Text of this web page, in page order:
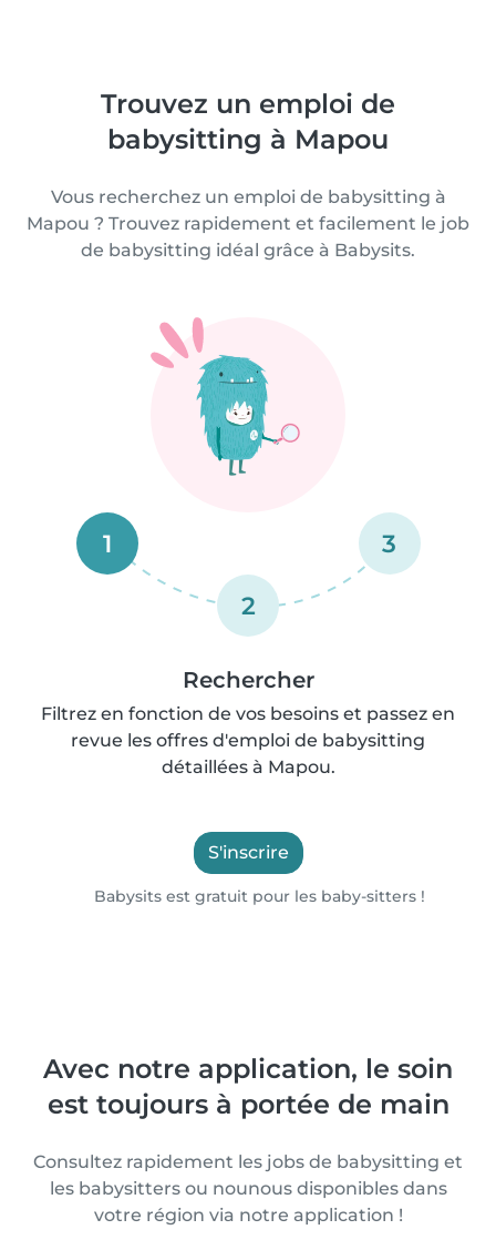
Trouvez un emploi de
babysitting à Mapou
Vous recherchez un emploi de babysitting à
Mapou ? Trouvez rapidement et facilement le job
de babysitting idéal grâce à Babysits.
1
2
3
Rechercher
Filtrez en fonction de vos besoins et passez en
revue les offres d'emploi de babysitting
détaillées à Mapou.
S'inscrire
Babysits est gratuit pour les baby-sitters !
Avec notre application, le soin
est toujours à portée de main
Consultez rapidement les jobs de babysitting et
les babysitters ou nounous disponibles dans
votre région via notre application !